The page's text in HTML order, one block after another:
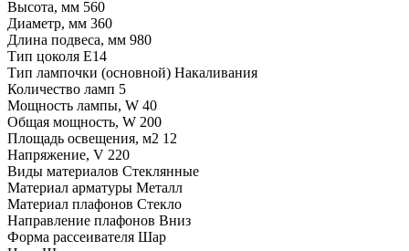
Высота, мм 560
Диаметр, мм 360
Длина подвеса, мм 980
Тип цоколя E14
Тип лампочки (основной) Накаливания
Количество ламп 5
Мощность лампы, W 40
Общая мощность, W 200
Площадь освещения, м2 12
Напряжение, V 220
Виды материалов Стеклянные
Материал арматуры Металл
Материал плафонов Стекло
Направление плафонов Вниз
Форма рассеивателя Шар